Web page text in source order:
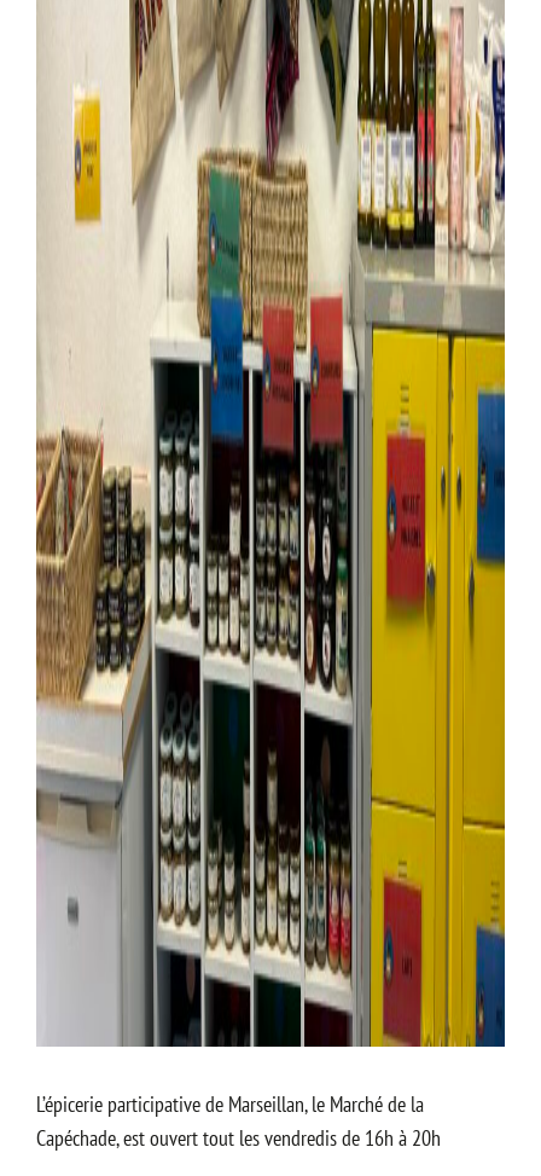
L’épicerie participative de Marseillan, le Marché de la
Capéchade, est ouvert tout les vendredis de 16h à 20h